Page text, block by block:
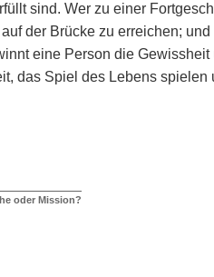
sind. Wer zu einer
der Brücke zu erreichen;
eine Person die
das Spiel des Lebens
oder Mission?